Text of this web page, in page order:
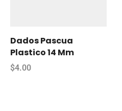
Dados Pascua
Plastico 14 Mm
$4.00